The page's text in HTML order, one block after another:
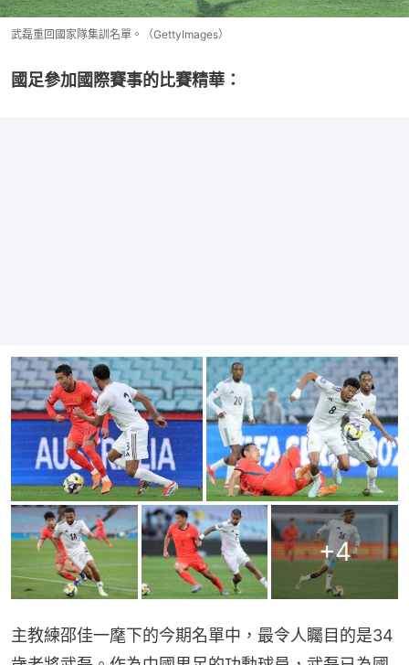
武磊重回國家隊集訓名單。（GettyImages）
國足參加國際賽事的比賽精華：
+4
主教練邵佳一麾下的今期名單中，最令人矚目的是34